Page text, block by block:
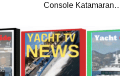
Trawler 35
Haber’de
600WA
Console Katamaran